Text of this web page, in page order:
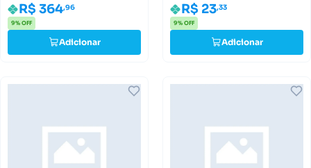
R$ 364,96
9% OFF
Adicionar
R$ 23,33
9% OFF
Adicionar